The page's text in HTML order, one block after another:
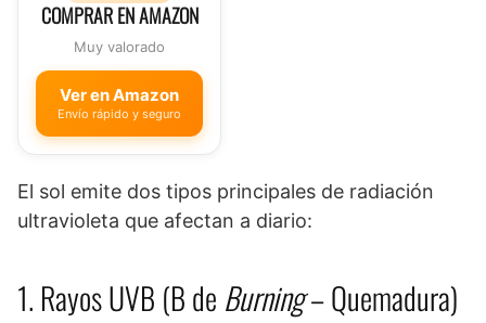
COMPRAR EN AMAZON
Muy valorado
Ver en Amazon
Envío rápido y seguro
El sol emite dos tipos principales de radiación
ultravioleta que afectan a diario:
1. Rayos UVB (B de Burning– Quemadura)